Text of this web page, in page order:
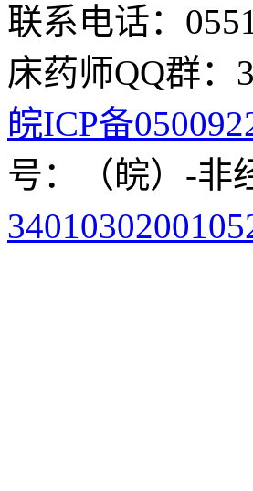
联系电话：
床药师QQ群：
皖ICP备
号：（皖）-非